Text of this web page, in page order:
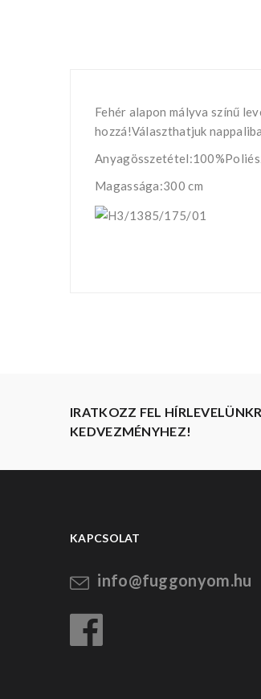
Fehér alapon mályva színű
hozzá!Választhatjuk
Magassága:300 cm
IRATKOZZ FEL
KEDVEZMÉNYHEZ!
KAPCSOLAT
info@fuggonyom.hu